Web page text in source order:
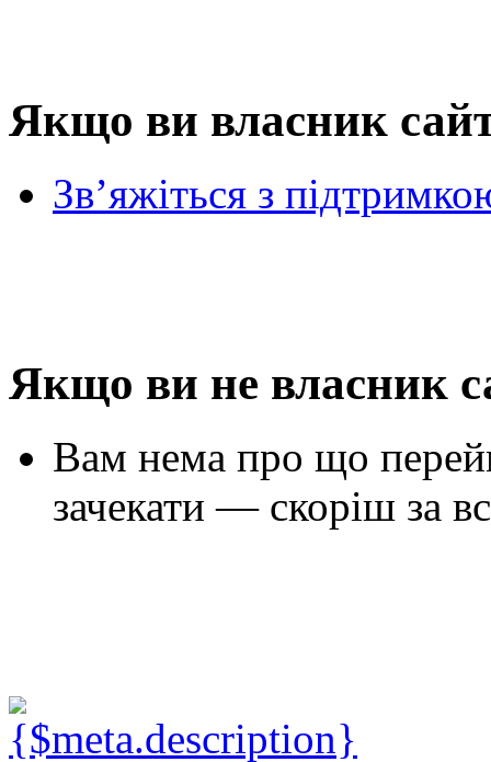
Якщо ви власник
Зв’яжіться з
Якщо ви не власник
Вам нема про що
зачекати — скоріш за